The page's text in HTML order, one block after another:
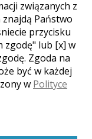
związanych z
Państwo
przycisku
zgodę" lub [x] w
Zgoda na
być w każdej
w Polityce